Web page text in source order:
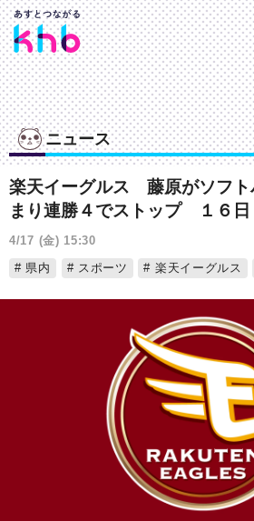
ニュース
楽天イーグルス 藤原がソフト
まり連勝４でストップ １６日
4/17 (金) 15:30
県内
スポーツ 楽天イーグルス